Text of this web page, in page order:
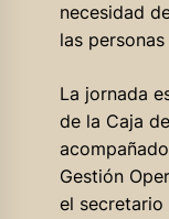
necesidad
las
La jornada
de la Caja
Gestión
el